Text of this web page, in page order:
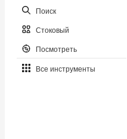
Поиск
Стоковый
Посмотреть
Все инструменты